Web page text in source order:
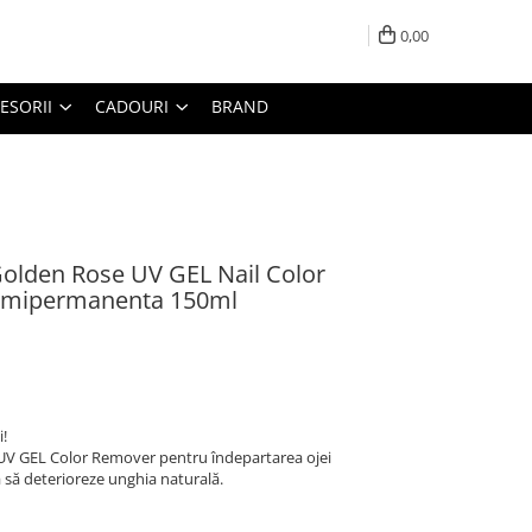
0,00
CADOURI BRAND
Rose UV GEL Nail Color
150ml
GEL Color Remover pentru îndepartarea ojei
deterioreze unghia naturală.